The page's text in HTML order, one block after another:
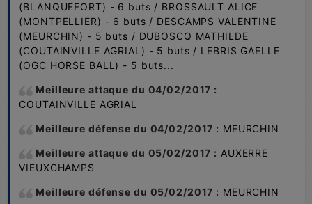
(BLANQUEFORT) - 6 buts / BROSSAULT ALICE
(MONTPELLIER) - 6 buts / DESCAMPS VALENTINE
(MEURCHIN) - 5 buts / DUBOSCQ MATHILDE
(COUTAINVILLE AGRIAL) - 5 buts / LEBRIS GAELLE
(OGC HORSE BALL) - 5 buts...
Meilleure attaque du 04/02/2017 :
COUTAINVILLE AGRIAL
Meilleure défense du 04/02/2017 : MEURCHIN
Meilleure attaque du 05/02/2017 : AUXERRE
VIEUXCHAMPS
Meilleure défense du 05/02/2017 : MEURCHIN